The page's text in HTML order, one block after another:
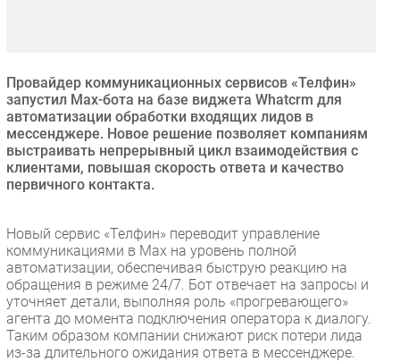
CIO/Управление ИТ
Гаджеты
Здоровье
РАЗДЕЛЫ
Аналитика
Интервью
Мероприятия
Проекты
IT класс
Провайдер коммуникационных сервисов «Телфин»
запустил Max-бота на базе виджета Whatcrm для
автоматизации обработки входящих лидов в
мессенджере. Новое решение позволяет компаниям
выстраивать непрерывный цикл взаимодействия с
клиентами, повышая скорость ответа и качество
первичного контакта.
Новый сервис «Телфин» переводит управление
коммуникациями в Max на уровень полной
автоматизации, обеспечивая быструю реакцию на
обращения в режиме 24/7. Бот отвечает на запросы и
уточняет детали, выполняя роль «прогревающего»
агента до момента подключения оператора к диалогу.
Таким образом компании снижают риск потери лида
из-за длительного ожидания ответа в мессенджере.